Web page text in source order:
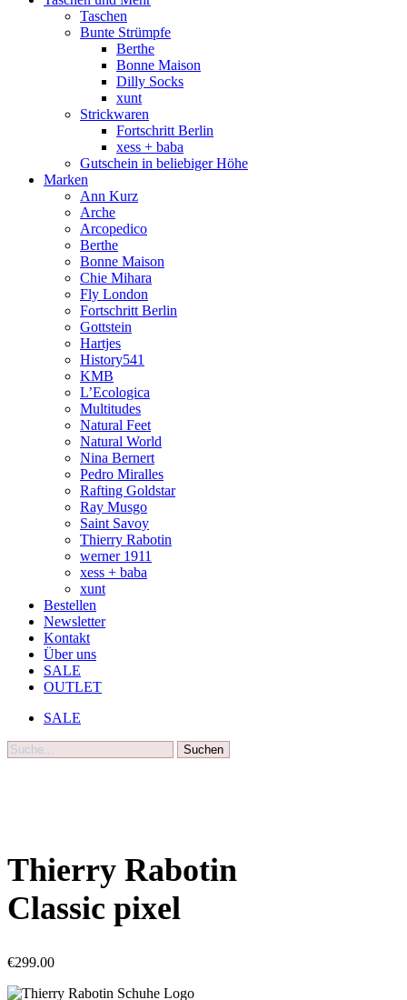
Taschen
Bunte Strümpfe
Berthe
Bonne Maison
Dilly Socks
xunt
Strickwaren
Fortschritt Berlin
xess + baba
Gutschein in beliebiger Höhe
Marken
Ann Kurz
Arche
Arcopedico
Berthe
Bonne Maison
Chie Mihara
Fly London
Fortschritt Berlin
Gottstein
Hartjes
History541
KMB
L’Ecologica
Multitudes
Natural Feet
Natural World
Nina Bernert
Pedro Miralles
Rafting Goldstar
Ray Musgo
Saint Savoy
Thierry Rabotin
werner 1911
xess + baba
xunt
Bestellen
Newsletter
Kontakt
Über uns
SALE
OUTLET
SALE
Suche
Thierry Rabotin
Classic pixel
€299.00